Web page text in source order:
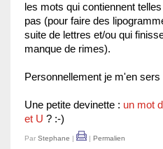
les mots qui contiennent
pas (pour faire des
suite de lettres et/ou qui
manque de rimes).
Personnellement je m'en
Une petite devinette : un mot
et U ? :-)
Par Stephane | | Permalien